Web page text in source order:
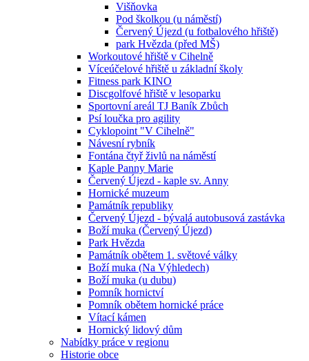
Višňovka
Pod školkou (u náměstí)
Červený Újezd (u fotbalového hřiště)
park Hvězda (před MŠ)
Workoutové hřiště v Cihelně
Víceúčelové hřiště u základní školy
Fitness park KINO
Discgolfové hřiště v lesoparku
Sportovní areál TJ Baník Zbůch
Psí loučka pro agility
Cyklopoint "V Cihelně"
Návesní rybník
Fontána čtyř živlů na náměstí
Kaple Panny Marie
Červený Újezd - kaple sv. Anny
Hornické muzeum
Památník republiky
Červený Újezd - bývalá autobusová zastávka
Boží muka (Červený Újezd)
Park Hvězda
Památník obětem 1. světové války
Boží muka (Na Výhledech)
Boží muka (u dubu)
Pomník hornictví
Pomník obětem hornické práce
Vítací kámen
Hornický lidový dům
Nabídky práce v regionu
Historie obce